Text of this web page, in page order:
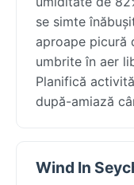
se simte
aproape picură
umbrite în aer
Planifică
după-amiază
Wind In